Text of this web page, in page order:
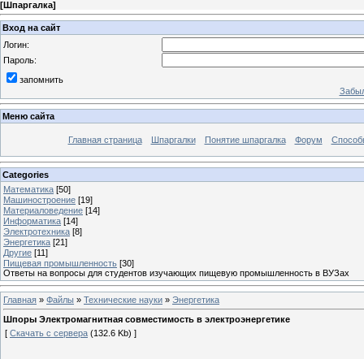
[Шпаргалка]
Вход на сайт
Логин:
Пароль:
запомнить
Меню сайта
Главная страница Шпаргалки Понятие шпаргалка Форум
Categories
Математика [50]
Машиностроение [19]
Материаловедение [14]
Информатика [14]
Электротехника [8]
Энергетика [21]
Другие [11]
Пищевая промышленность [30]
Ответы на вопросы для студентов изучающих пищевую промышленность в ВУЗах
Главная » Файлы » Технические науки » Энергетика
Шпоры Электромагнитная совместимость в электроэнергетике
[ Скачать с сервера (132.6 Kb) ]